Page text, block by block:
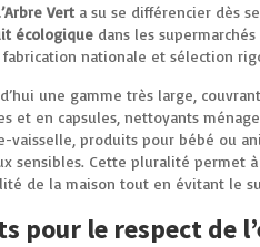
Vert a su se différencier dès
écologique dans les
nationale et sélection
une gamme très large,
et en capsules, nettoyants
vaisselle, produits pour bébé ou
sensibles. Cette pluralité permet
de la maison tout en évitant le
pour le respect de